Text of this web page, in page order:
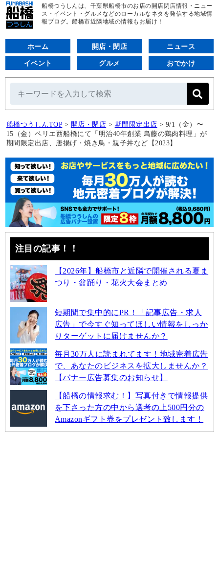
船橋つうしんは、千葉県船橋市のお店の開店閉店情報・ニュー
ス・イベント・グルメなどのローカルなネタを発信する地域情
報ブログ。船橋市近隣地域の情報もお届け！
ホーム 開店・閉店 ニュース
イベント グルメ おでかけ
船橋つうしんTOP > 開店・閉店 > 期間限定出店 > 9/1（金）〜
15（金）ペリエ西船橋にて「明治40年創業 鳥藤の鶏肉料理」が
期間限定出店、唐揚げ・焼き鳥・親子丼など【2023】
注目の記事！！
【2026年】船橋市と近隣で開催される夏ま
つり・盆踊り・花火大会まとめ
短期間で集中的にPR！「記事広告・求人
広告」で今すぐ知ってほしい情報をしっか
りターゲットに届けませんか？
毎月30万人に読まれてます！地域密着広告
で、あなたのビジネスを拡大しませんか？
【バナー広告募集のお知らせ】
【船橋の情報求む！】写真付きで情報提供
を下さった方の中から選考の上500円分の
Amazonギフト券をプレゼント致します！